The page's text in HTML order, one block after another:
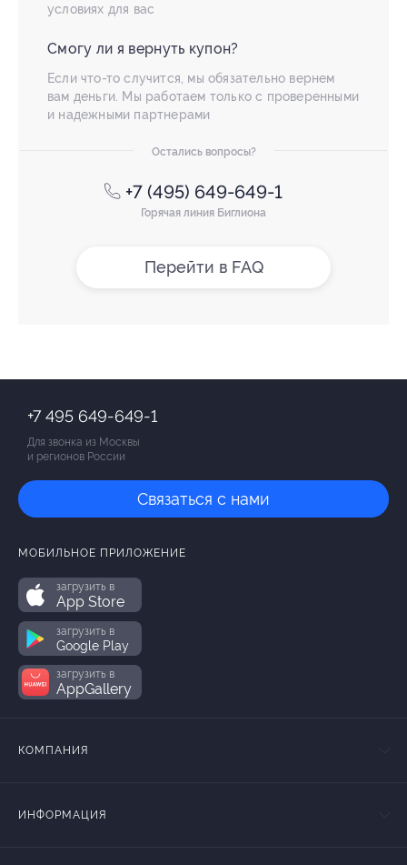
условиях для вас
Смогу ли я вернуть купон?
Если что-то случится, мы обязательно вернем
вам деньги. Мы работаем только с проверенными
и надежными партнерами
Остались вопросы?
+7 (495) 649-649-1
Горячая линия Биглиона
Перейти в FAQ
+7 495 649-649-1
Для звонка из Москвы
и регионов России
Связаться с нами
МОБИЛЬНОЕ ПРИЛОЖЕНИЕ
загрузить в
App Store
загрузить в
Google Play
загрузить в
AppGallery
КОМПАНИЯ
ИНФОРМАЦИЯ